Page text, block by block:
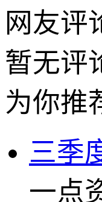
网友评
暂无评
为你推
三季
一点